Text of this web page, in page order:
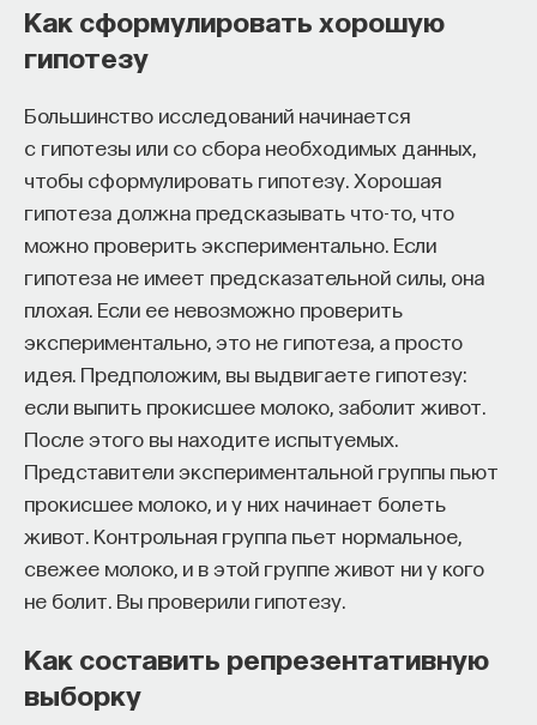
Как сформулировать хорошую
гипотезу
Большинство исследований начинается
с гипотезы или со сбора необходимых данных,
чтобы сформулировать гипотезу. Хорошая
гипотеза должна предсказывать что-то, что
можно проверить экспериментально. Если
гипотеза не имеет предсказательной силы, она
плохая. Если ее невозможно проверить
экспериментально, это не гипотеза, а просто
идея. Предположим, вы выдвигаете гипотезу:
если выпить прокисшее молоко, заболит живот.
После этого вы находите испытуемых.
Представители экспериментальной группы пьют
прокисшее молоко, и у них начинает болеть
живот. Контрольная группа пьет нормальное,
свежее молоко, и в этой группе живот ни у кого
не болит. Вы проверили гипотезу.
Как составить репрезентативную
выборку
Михаил Полуэктов
МГМУ им. И. М. Сеченова
МЕДИЦИНА
МЕДИЦИНА
БЕССОННИЦА ЕСТЕСТВЕННЫЕ НАУКИ
первой позиции озаботились как выпускники
самых престижных аспирантур, так и выпускники
новообразованных программ. Это позволило
заняться эмпирической проверкой гипотез о весе
разных факторов, определяющих успех в поиске
Первая и, возможно, самая известная работа
об академическом найме «Academic
Marketplace» вышла в 1958 году. Ее авторы,
опираясь на несколько десятков интервью,
детально описали, как университеты нанимают
новых преподавателей. Главное, что
интересовало Каплоу и Макги, — это роль научных
достижений. Оказалось, что эта роль невелика
по сравнению с тем, какое значение имеет
престиж департамента, где претендент получил
степень. Главный их вывод звучал так:
выбор аспирантуры оставляет несмываемую
метку на карьере студента. Во многих